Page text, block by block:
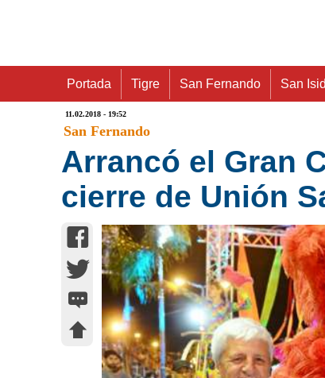
Portada Tigre San Fernando San
11.02.2018 - 19:52
San Fernando
Arrancó el Gran
cierre de Unión